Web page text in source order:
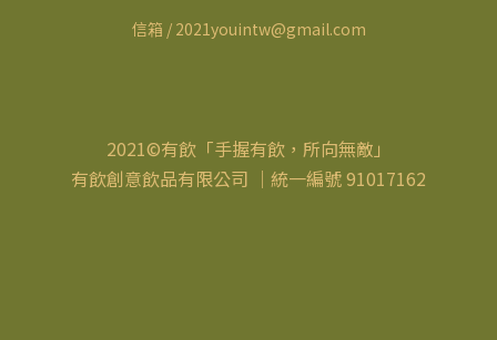
信箱 / 2021youintw@gmail.com
2021©有飲「手握有飲，所向無敵」
有飲創意飲品有限公司 ｜統一編號 91017162